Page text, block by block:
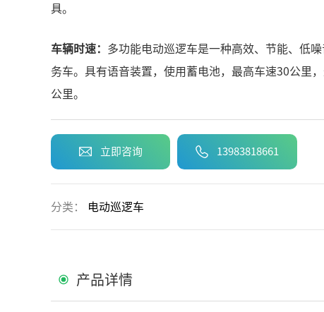
具。
车辆时速： 多功能电动巡逻车是一种高效、节能、低
务车。具有语音装置，使用蓄电池，最高车速30公里
公里。
立即咨询 13983818661
分类： 电动巡逻车
产品详情